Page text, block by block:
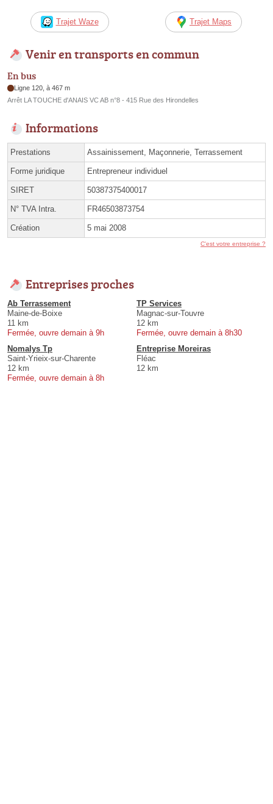
Trajet Waze Trajet Maps
Venir en transports en commun
En bus
Ligne 120, à 467 m
Arrêt LA TOUCHE d'ANAIS VC AB n°8 - 415 Rue des Hirondelles
Informations
Prestations Assainissement, Maçonnerie, Terrassement
Forme juridique Entrepreneur individuel
SIRET 50387375400017
N° TVA Intra. FR46503873754
Création 5 mai 2008
C'est votre entreprise ?
Entreprises proches
Ab Terrassement
Maine-de-Boixe
11 km
Fermée, ouvre demain à 9h
TP Services
Magnac-sur-Touvre
12 km
Fermée, ouvre demain à 8h30
Nomalys Tp
Saint-Yrieix-sur-Charente
12 km
Fermée, ouvre demain à 8h
Entreprise Moreiras
Fléac
12 km